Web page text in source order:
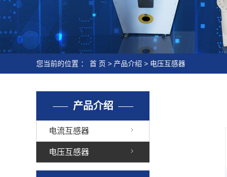
您当前的位置 ： 首 页 > 产品介绍 > 电压互感器
产品介绍
电流互感器
电压互感器